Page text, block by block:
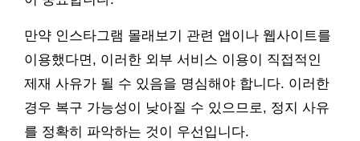
만약 인스타그램 몰래보기 관련 앱이나 웹사이트를
이용했다면, 이러한 외부 서비스 이용이 직접적인
제재 사유가 될 수 있음을 명심해야 합니다. 이러한
경우 복구 가능성이 낮아질 수 있으므로, 정지 사유
를 정확히 파악하는 것이 우선입니다.